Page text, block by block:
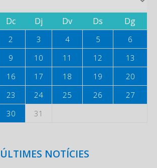
Dc Dj Dv Ds Dg
2 3 4 5
6
9 10 11 12
13
16 17 18 19
20
23 24 25 26
27
30 31
ÚLTIMES NOTÍCIES